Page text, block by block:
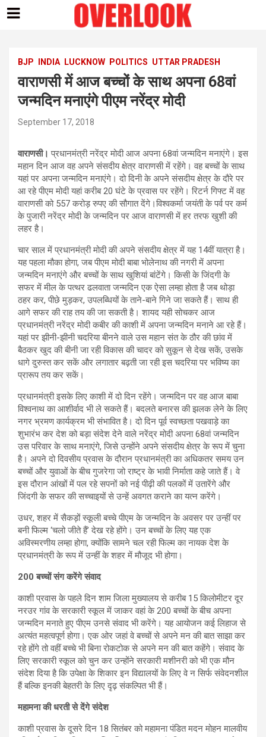
content
BJP INDIA LUCKNOW POLITICS UTTAR PRADESH
वाराणसी में आज बच्चों के साथ अपना 68वां
जन्मदिन मनाएंगे पीएम नरेंद्र मोदी
September 17, 2018
वाराणसी।प्रधानमंत्री नरेंद्र मोदी आज अपना 68वां जन्मदिन मनाएंगे। इस
महान दिन आज वह अपने संसदीय क्षेत्र वाराणसी में रहेंगे। वह बच्चों के साथ
यहां पर अपना जन्मदिन मनाएंगे। दो दिनी के अपने संसदीय क्षेत्र के दौरे पर
आ रहे पीएम मोदी यहां करीब 20 घंटे के प्रवास पर रहेंगे। रिटर्न गिफ्ट में वह
वाराणसी को 557 करोड़ रुपए की सौगात देंगे।विश्वकर्मा जयंती के पर्व पर कर्म
के पुजारी नरेंद्र मोदी के जन्मदिन पर आज वाराणसी में हर तरफ खुशी की
लहर है।
चार साल में प्रधानमंत्री मोदी की अपने संसदीय क्षेत्र में यह 14वीं यात्रा है।
यह पहला मौका होगा, जब पीएम मोदी बाबा भोलेनाथ की नगरी में अपना
जन्मदिन मनाएंगे और बच्चों के साथ खुशियां बांटेंगे। किसी के जिंदगी के
सफर में मील के पत्थर ढलवाता जन्मदिन एक ऐसा लम्हा होता है जब थोड़ा
ठहर कर, पीछे मुड़कर, उपलब्धियों के ताने-बाने गिने जा सकते हैं। साथ ही
आगे सफर की राह तय की जा सकती है। शायद यही सोचकर आज
प्रधानमंत्री नरेंद्र मोदी कबीर की काशी में अपना जन्मदिन मनाने आ रहे हैं।
यहां पर झीनी-झीनी चदरिया बीनने वाले उस महान संत के ठौर की छांव में
बैठकर खुद की बीनी जा रही विकास की चादर को सुकून से देख सकें, उसके
धागे दुरुस्त कर सकें और लगातार बढ़ती जा रही इस चदरिया पर भविष्य का
प्रारूप तय कर सकें।
प्रधानमंत्री इसके लिए काशी में दो दिन रहेंगे। जन्मदिन पर वह आज बाबा
विश्वनाथ का आशीर्वाद भी ले सकते हैं। बदलते बनारस की झलक लेने के लिए
नगर भ्रमण कार्यक्रम भी संभावित है। दो दिन पूर्व स्वच्छता पखवाड़े का
शुभारंभ कर देश को बड़ा संदेश देने वाले नरेंद्र मोदी अपना 68वां जन्मदिन
उस परिवार के साथ मनाएंगे, जिसे उन्होंने अपने संसदीय क्षेत्र के रूप में चुना
है। अपने दो दिवसीय प्रवास के दौरान प्रधानमंत्री का अधिकतर समय उन
बच्चों और युवाओं के बीच गुजरेगा जो राष्ट्र के भावी निर्माता कहे जाते हैं। वे
इस दौरान आंखों में पल रहे सपनों को नई पीढ़ी की पलकों में उतारेंगे और
जिंदगी के सफर की सच्चाइयों से उन्हें अवगत कराने का यत्न करेंगे।
उधर, शहर में सैकड़ों स्कूली बच्चे पीएम के जन्मदिन के अवसर पर उन्हीं पर
बनी फिल्म ‘चलो जीते हैं’ देख रहे होंगे। उन बच्चों के लिए यह एक
अविस्मरणीय लम्हा होगा, क्योंकि सामने चल रही फिल्म का नायक देश के
प्रधानमंत्री के रूप में उन्हीं के शहर में मौजूद भी होगा।
200 बच्चों संग करेंगे संवाद
काशी प्रवास के पहले दिन शाम जिला मुख्यालय से करीब 15 किलोमीटर दूर
नरउर गांव के सरकारी स्कूल में जाकर वहां के 200 बच्चों के बीच अपना
जन्मदिन मनाते हुए पीएम उनसे संवाद भी करेंगे। यह आयोजन कई लिहाज से
अत्यंत महत्वपूर्ण होगा। एक ओर जहां वे बच्चों से अपने मन की बात साझा कर
रहे होंगे तो वहीं बच्चे भी बिना रोकटोक से अपने मन की बात कहेंगे। संवाद के
लिए सरकारी स्कूल को चुन कर उन्होंने सरकारी मशीनरी को भी एक मौन
संदेश दिया है कि उपेक्षा के शिकार इन विद्यालयों के लिए वे न सिर्फ संवेदनशील
हैं बल्कि इनकी बेहतरी के लिए दृढ़ संकल्पित भी हैं।
महामना की धरती से देंगे संदेश
काशी प्रवास के दूसरे दिन 18 सितंबर को महामना पंडित मदन मोहन मालवीय